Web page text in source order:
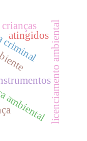
licenciamento ambiental
atingidos
crianças